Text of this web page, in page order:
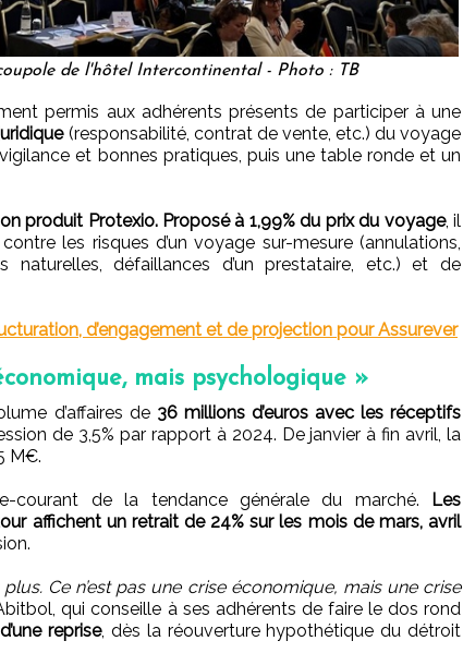
de l'hôtel Intercontinental - Photo : TB
permis aux adhérents présents de participer à une
(responsabilité, contrat de vente, etc.) du voyage
et bonnes pratiques, puis une table ronde et un
produit Protexio. Proposé à 1,99% du prix du voyage, il
les risques d’un voyage sur-mesure (annulations,
naturelles, défaillances d’un prestataire, etc.) et de
d’engagement et de projection pour Assurever
mais psychologique »
d’affaires de 36 millions d’euros avec les réceptifs
de 3,5% par rapport à 2024. De janvier à fin avril, la
M€.
courant de la tendance générale du marché.
Les
affichent un retrait de 24% sur les mois de mars, avril
Ce n’est pas une crise économique, mais une crise
qui conseille à ses adhérents de faire le dos rond
reprise, dès la réouverture hypothétique du détroit